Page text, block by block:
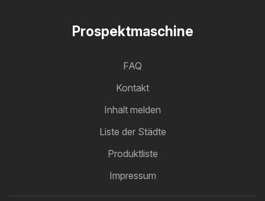
Prospektmaschine
FAQ
Kontakt
Inhalt melden
Liste der Städte
Produktliste
Impressum